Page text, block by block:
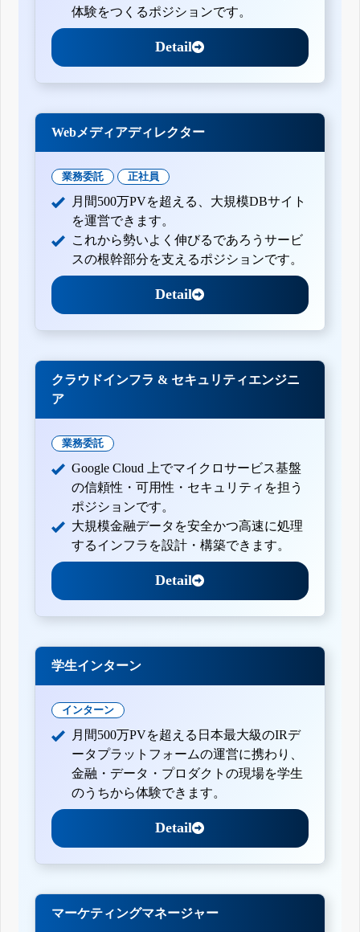
体験をつくるポジションです。
Detail
Webメディアディレクター
業務委託 正社員
月間500万PVを超える、大規模DBサイト
を運営できます。
これから勢いよく伸びるであろうサービ
スの根幹部分を支えるポジションです。
Detail
クラウドインフラ & セキュリティエンジニ
ア
業務委託
Google Cloud 上でマイクロサービス基盤
の信頼性・可用性・セキュリティを担う
ポジションです。
大規模金融データを安全かつ高速に処理
するインフラを設計・構築できます。
Detail
学生インターン
インターン
月間500万PVを超える日本最大級のIRデ
ータプラットフォームの運営に携わり、
金融・データ・プロダクトの現場を学生
のうちから体験できます。
Detail
マーケティングマネージャー